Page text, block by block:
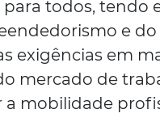
todos, tendo
e
exigências em
mercado de
a mobilidade